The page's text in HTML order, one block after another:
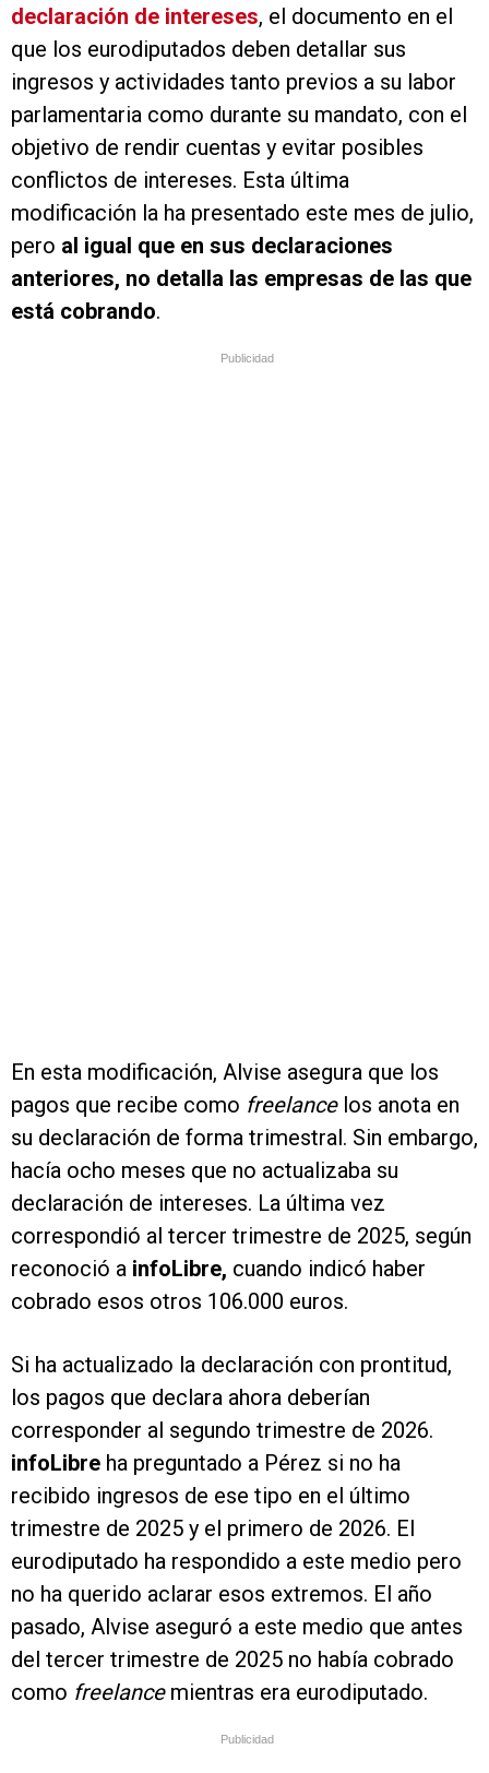
declaración de intereses, el documento en el
que los eurodiputados deben detallar sus
ingresos y actividades tanto previos a su labor
parlamentaria como durante su mandato, con el
objetivo de rendir cuentas y evitar posibles
conflictos de intereses. Esta última
modificación la ha presentado este mes de julio,
pero al igual que en sus declaraciones
anteriores, no detalla las empresas de las que
está cobrando.
Publicidad
En esta modificación, Alvise asegura que los
pagos que recibe como freelance los anota en
su declaración de forma trimestral. Sin embargo,
hacía ocho meses que no actualizaba su
declaración de intereses. La última vez
correspondió al tercer trimestre de 2025, según
reconoció a infoLibre, cuando indicó haber
cobrado esos otros 106.000 euros.
Si ha actualizado la declaración con prontitud,
los pagos que declara ahora deberían
corresponder al segundo trimestre de 2026.
infoLibre ha preguntado a Pérez si no ha
recibido ingresos de ese tipo en el último
trimestre de 2025 y el primero de 2026. El
eurodiputado ha respondido a este medio pero
no ha querido aclarar esos extremos. El año
pasado, Alvise aseguró a este medio que antes
del tercer trimestre de 2025 no había cobrado
como freelance mientras era eurodiputado.
Publicidad